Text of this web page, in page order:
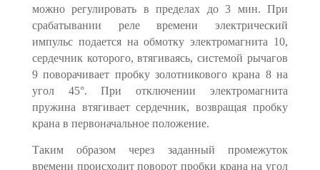
можно регулировать в пределах до 3 мин. При
срабатывании реле времени электрический
импульс подается на обмот­ку электромагнита 10,
сердечник которого, втягиваясь, системой рычагов
9 поворачивает пробку золотникового крана 8 на
угол 45°. При отключении электромагнита
пружина втягивает сердечник, возвращая пробку
крана в первоначальное положение.
Таким образом через заданный промежуток
времени происходит пово­рот пробки крана на угол